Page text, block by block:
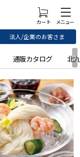
法人/企業のお客さま
通販カタログ 北